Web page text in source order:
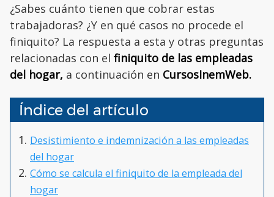
¿Sabes cuánto tienen que cobrar estas
trabajadoras? ¿Y en qué casos no procede el
finiquito? La respuesta a esta y otras preguntas
relacionadas con el finiquito de las empleadas
del hogar, a continuación en CursosInemWeb.
Índice del artículo
Desistimiento e indemnización a las empleadas
del hogar
Cómo se calcula el finiquito de la empleada del
hogar